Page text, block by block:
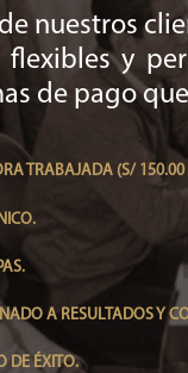
nuestros
flexibles y
de pago
TRABAJADA (S/
A RESULTADOS Y
DE ÉXITO.